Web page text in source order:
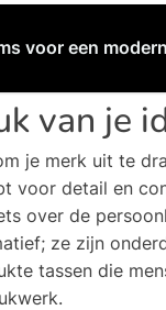
voor een
van je
je merk uit te
voor detail en
over de
ze zijn
tassen die